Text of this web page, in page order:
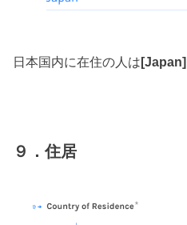
日本国内に在住の人は[Japan]
９．住居